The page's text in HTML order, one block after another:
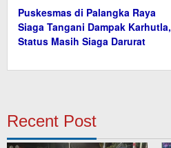
Puskesmas di Palangka Raya
Siaga Tangani Dampak Karhutla,
Status Masih Siaga Darurat
Recent Post